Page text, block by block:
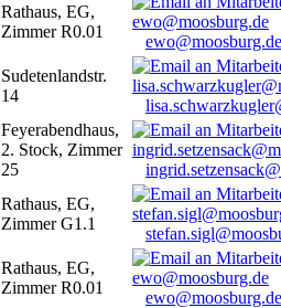
Rathaus, EG,
Zimmer R0.01
ewo@moosburg.de
Sudetenlandstr.
14
Feyerabendhaus,
2. Stock, Zimmer
25
Rathaus, EG,
Zimmer G1.1
Rathaus, EG,
Zimmer R0.01
ewo@moosburg.de